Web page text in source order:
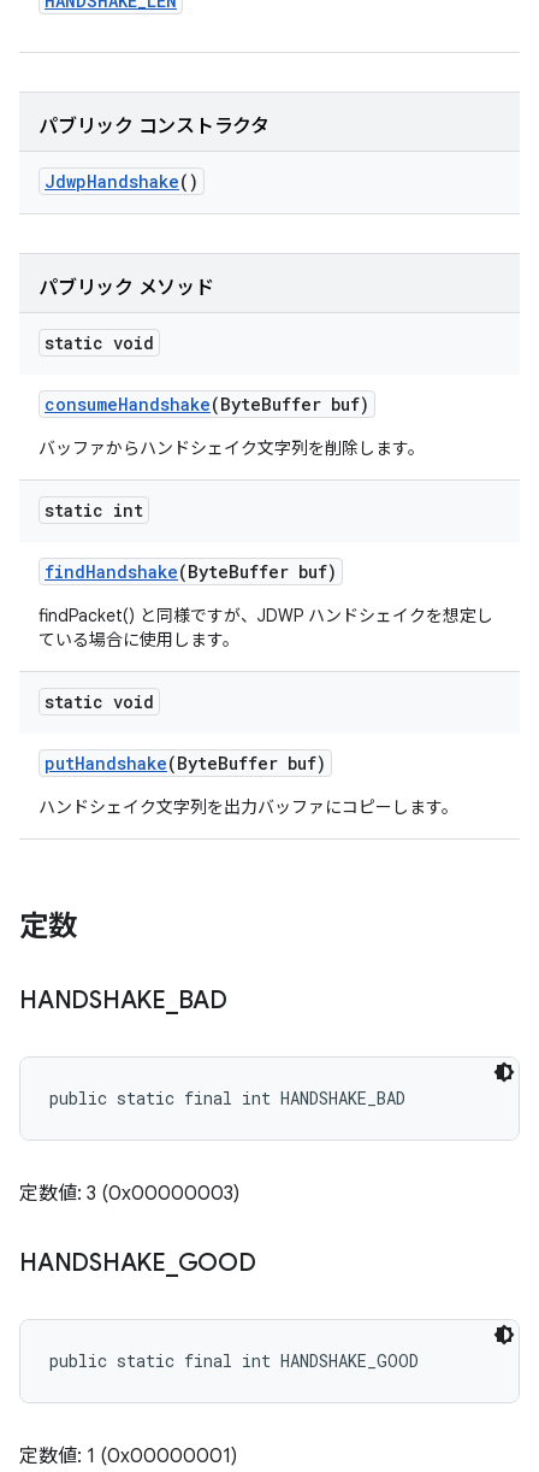
パブリック コンストラクタ
JdwpHandshake()
パブリック メソッド
static void
consumeHandshake(ByteBuffer buf)
バッファからハンドシェイク文字列を削除します。
static int
findHandshake(ByteBuffer buf)
findPacket() と同様ですが、JDWP ハンドシェイクを想定し
ている場合に使用します。
static void
putHandshake(ByteBuffer buf)
ハンドシェイク文字列を出力バッファにコピーします。
定数
HANDSHAKE BAD
public static final int HANDSHAKE_BAD
定数値: 3 (0x00000003)
HANDSHAKE GOOD
public static final int HANDSHAKE_GOOD
定数値: 1 (0x00000001)